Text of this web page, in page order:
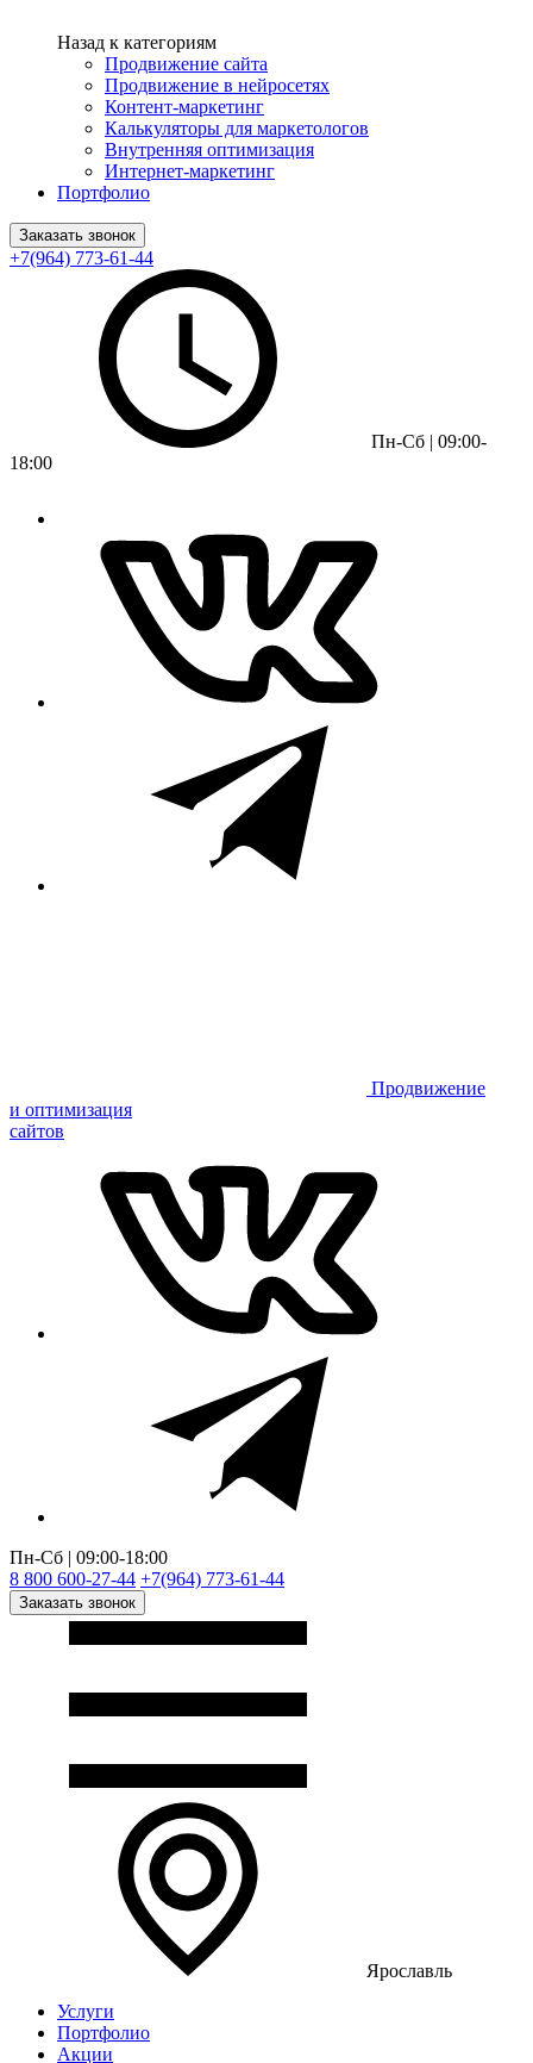
Назад к категориям
Продвижение сайта
Продвижение в нейросетях
Контент-маркетинг
Калькуляторы для маркетологов
Внутренняя оптимизация
Интернет-маркетинг
Портфолио
Заказать звонок
+7(964) 773-61-44
Пн-Сб | 09:00-
18:00
Продвижение
и оптимизация
сайтов
Пн-Сб | 09:00-18:00
8 800 600-27-44 +7(964) 773-61-44
Заказать звонок
Ярославль
Услуги
Портфолио
Акции